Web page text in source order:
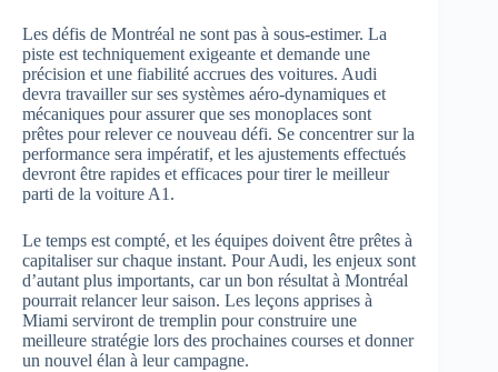
Les défis de Montréal ne sont pas à sous-estimer. La
piste est techniquement exigeante et demande une
précision et une fiabilité accrues des voitures. Audi
devra travailler sur ses systèmes aéro-dynamiques et
mécaniques pour assurer que ses monoplaces sont
prêtes pour relever ce nouveau défi. Se concentrer sur la
performance sera impératif, et les ajustements effectués
devront être rapides et efficaces pour tirer le meilleur
parti de la voiture A1.
Le temps est compté, et les équipes doivent être prêtes à
capitaliser sur chaque instant. Pour Audi, les enjeux sont
d’autant plus importants, car un bon résultat à Montréal
pourrait relancer leur saison. Les leçons apprises à
Miami serviront de tremplin pour construire une
meilleure stratégie lors des prochaines courses et donner
un nouvel élan à leur campagne.